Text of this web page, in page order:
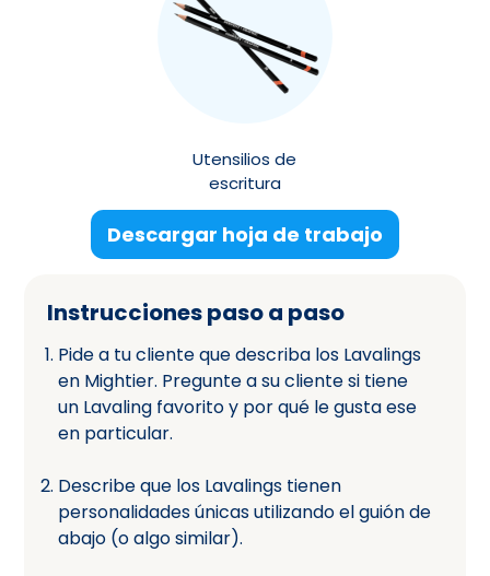
Utensilios de
escritura
Instrucciones paso a paso
Pide a tu cliente que describa los Lavalings
en Mightier. Pregunte a su cliente si tiene
un Lavaling favorito y por qué le gusta ese
en particular.
Describe que los Lavalings tienen
personalidades únicas utilizando el guión de
abajo (o algo similar).
Descargar hoja de trabajo